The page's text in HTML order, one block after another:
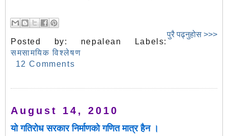
पुरै पढ्नुहोस >>>
Posted by: nepalean
Labels:
समसामयिक विश्लेषण
12 Comments
August 14, 2010
यो गतिरोध सरकार निर्माणको गणित मात्र हैन ।